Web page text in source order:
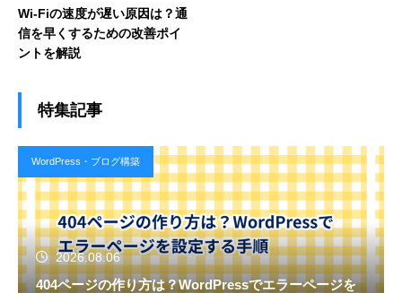
Wi-Fiの速度が遅い原因は？通
信を早くするための改善ポイ
ントを解説
特集記事
WordPress・ブログ構築
2026.08.06
404ページの作り方は？WordPressでエラーページを